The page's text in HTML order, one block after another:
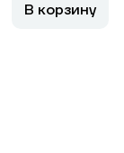
В корзину